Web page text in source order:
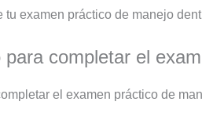
examen práctico de manejo
completar el
el examen práctico de